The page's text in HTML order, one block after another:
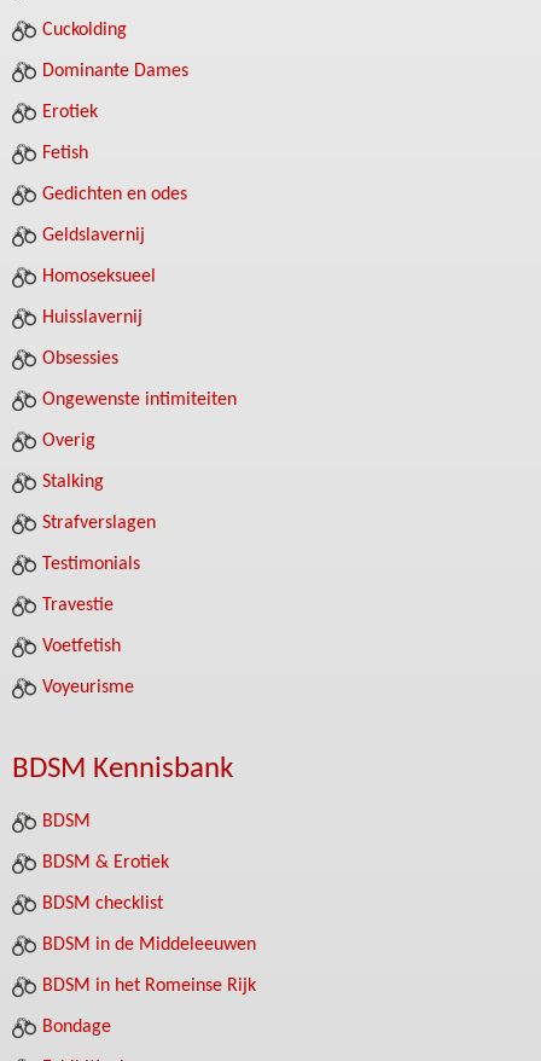
Cuckolding
Dominante Dames
Erotiek
Fetish
Gedichten en odes
Geldslavernij
Homoseksueel
Huisslavernij
Obsessies
Ongewenste intimiteiten
Overig
Stalking
Strafverslagen
Testimonials
Travestie
Voetfetish
Voyeurisme
BDSM Kennisbank
BDSM
BDSM & Erotiek
BDSM checklist
BDSM in de Middeleeuwen
BDSM in het Romeinse Rijk
Bondage